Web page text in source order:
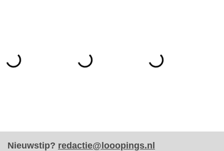
Nieuwstip? redactie@looopings.nl